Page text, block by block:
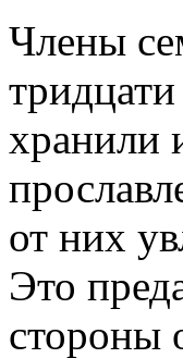
Члены
хранили
от них
Это
стороны